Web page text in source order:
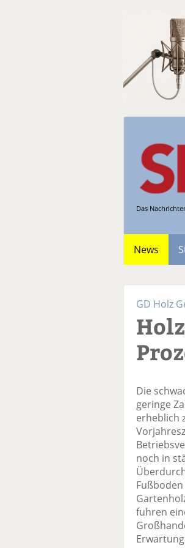
Das
News
GD Holz
Die
geringe
erheblich
noch in
fuhren